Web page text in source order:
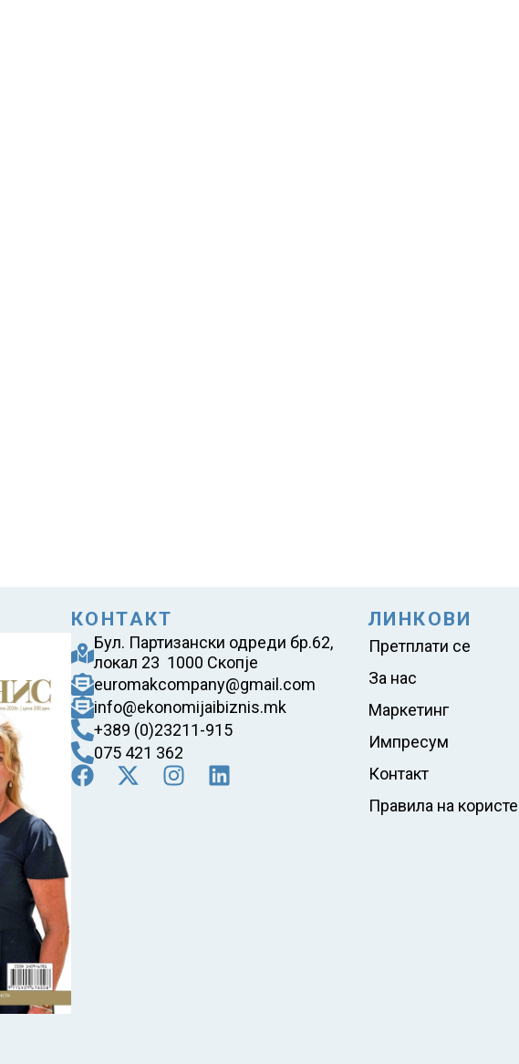
КОНТАКТ
Бул. Партизански одреди бр.62,
локал 23 1000 Скопје
euromakcompany@gmail.com
info@ekonomijaibiznis.mk
+389 (0)23211-915
075 421 362
ЛИНКОВИ
Претплати се
За нас
Маркетинг
Импресум
Контакт
Правила на